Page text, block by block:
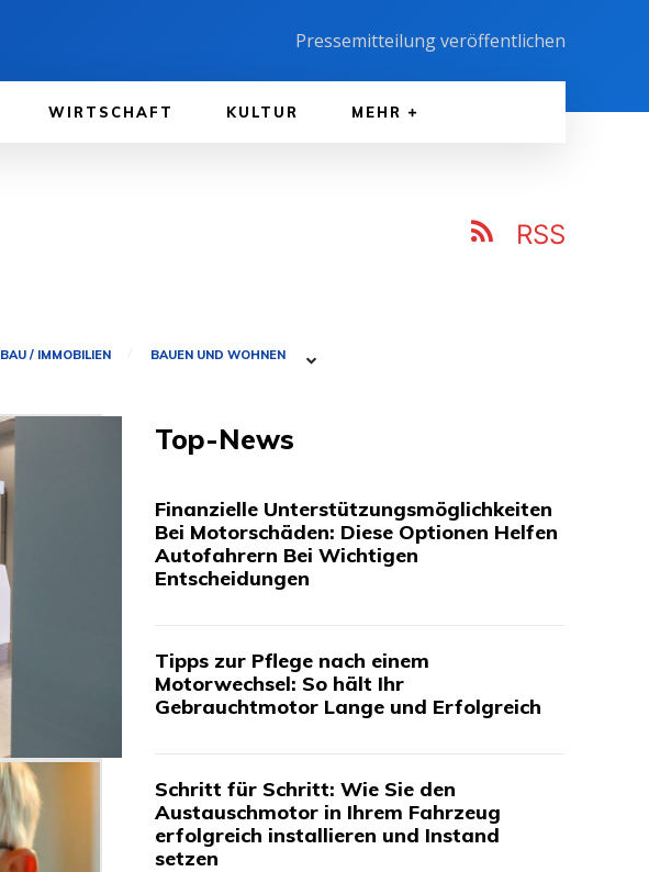
Pressemitteilung veröffentlichen
WIRTSCHAFT KULTUR MEHR
RSS
BAU / IMMOBILIEN BAUEN UND WOHNEN
Top-News
Finanzielle Unterstützungsmöglichkeiten
Bei Motorschäden: Diese Optionen Helfen
Autofahrern Bei Wichtigen
Entscheidungen
Tipps zur Pflege nach einem
Motorwechsel: So hält Ihr
Gebrauchtmotor Lange und Erfolgreich
Schritt für Schritt: Wie Sie den
Austauschmotor in Ihrem Fahrzeug
erfolgreich installieren und Instand
setzen